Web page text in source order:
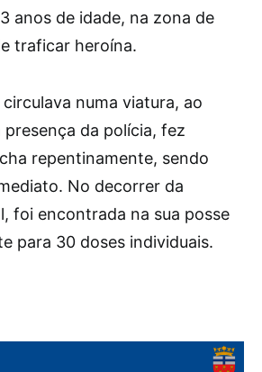
anos de idade, na zona de
traficar heroína.
numa viatura, ao
da polícia, fez
repentinamente, sendo
No decorrer da
foi encontrada na sua posse
para 30 doses individuais.